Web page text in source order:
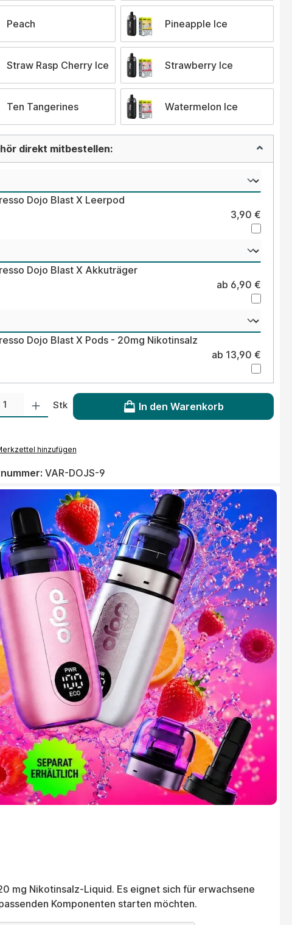
Peach Pineapple Ice
Straw Rasp Cherry Ice Strawberry Ice
Ten Tangerines Watermelon Ice
direkt mitbestellen:
Dojo Blast X Leerpod
3,90 €
Dojo Blast X Akkuträger
ab 6,90 €
Dojo Blast X Pods - 20mg Nikotinsalz
ab 13,90 €
Gib den gewünschten Wert ein oder benutze die Schaltflächen um die
Stk In den Warenkorb
hinzufügen
VAR-DOJS-9
mg Nikotinsalz-Liquid. Es eignet sich für erwachsene
Komponenten starten möchten.